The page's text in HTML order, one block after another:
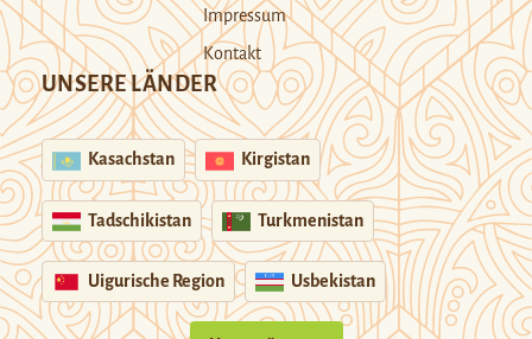
Impressum
Kontakt
UNSERE LÄNDER
Kasachstan Kirgistan
Tadschikistan Turkmenistan
Uigurische Region Usbekistan